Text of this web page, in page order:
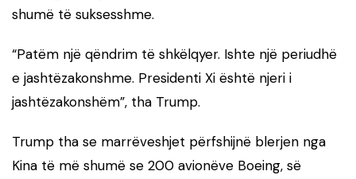
shumë të suksesshme.
“Patëm një qëndrim të shkëlqyer. Ishte një periudhë
e jashtëzakonshme. Presidenti Xi është njeri i
jashtëzakonshëm”, tha Trump.
Trump tha se marrëveshjet përfshijnë blerjen nga
Kina të më shumë se 200 avionëve Boeing, së